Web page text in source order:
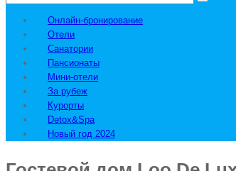
Онлайн-бронирование
Отели
Санатории
Пансионаты
Мини-отели
За рубеж
Курорты
Detox&Spa
Новый год 2024